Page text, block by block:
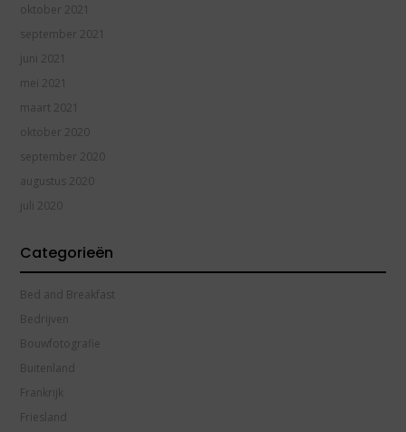
oktober 2021
september 2021
juni 2021
mei 2021
maart 2021
oktober 2020
september 2020
augustus 2020
juli 2020
Categorieën
Bed and Breakfast
Bedrijven
Bouwfotografie
Buitenland
Frankrijk
Friesland